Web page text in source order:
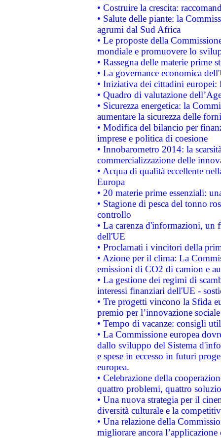
• Costruire la crescita:
• Salute delle piante: la
agrumi dal Sud Africa
• Le proposte della
mondiale e promuovere lo
• Rassegna delle materie prime
• La governance economica
• Iniziativa dei cittadini
• Quadro di valutazione
• Sicurezza energetica: la
aumentare la sicurezza delle
• Modifica del bilancio per
imprese e politica di coesione
• Innobarometro 2014: la
commercializzazione delle
• Acqua di qualità eccellente
Europa
• 20 materie prime essenziali:
• Stagione di pesca del tonno
controllo
• La carenza d'informazioni, un
dell'UE
• Proclamati i vincitori della
• Azione per il clima: La
emissioni di CO2 di camion e
• La gestione dei regimi di
interessi finanziari dell'UE -
• Tre progetti vincono la Sfida
premio per l’innovazione sociale
• Tempo di vacanze: consigli
• La Commissione europea
dallo sviluppo del Sistema
e spese in eccesso in futuri
europea.
• Celebrazione della
quattro problemi, quattro
• Una nuova strategia per il
diversità culturale e la
• Una relazione della
migliorare ancora